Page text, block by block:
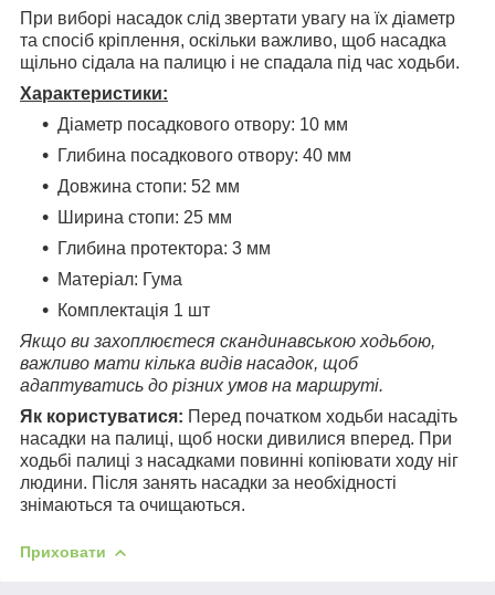
При виборі насадок слід звертати увагу на їх діаметр
та спосіб кріплення, оскільки важливо, щоб насадка
щільно сідала на палицю і не спадала під час ходьби.
Характеристики:
Діаметр посадкового отвору: 10 мм
Глибина посадкового отвору: 40 мм
Довжина стопи: 52 мм
Ширина стопи: 25 мм
Глибина протектора: 3 мм
Матеріал: Гума
Комплектація 1 шт
Якщо ви захоплюєтеся скандинавською ходьбою,
важливо мати кілька видів насадок, щоб
адаптуватись до різних умов на маршруті.
Як користуватися: Перед початком ходьби насадіть
насадки на палиці, щоб носки дивилися вперед. При
ходьбі палиці з насадками повинні копіювати ходу ніг
людини. Після занять насадки за необхідності
знімаються та очищаються.
Приховати